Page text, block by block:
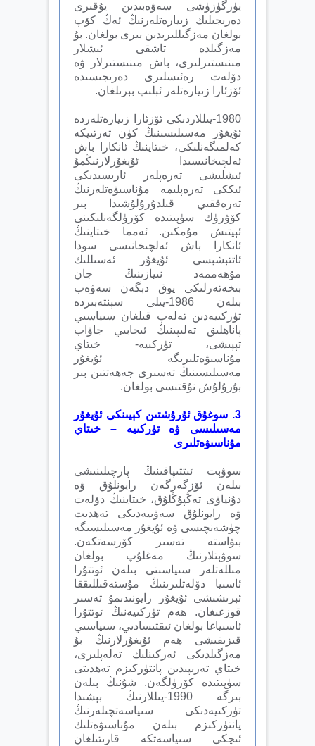
يۈرگۈزۈشى سەۋەبىدىن يۇقىرى
دەرىجىلىك زىيارەتلەرنىڭ ئەڭ كۆپ
بولغان مەزگىللىرىدىن بىرى بولغان. بۇ
مەزگىلدە تاشقى ئىشلار
مىنىستىرلىرى، باش مىنىستىرلار ۋە
دۆلەت رەئىسلىرى دەرىجىسىدە
ئۆزئارا زىيارەتلەر ئېلىپ بېرىلغان.
1980-يىللاردىكى ئۆزئارا زىيارەتلەردە
ئۇيغۇر مەسىلىسىنىڭ كۈن تەرتىپكە
كەلمىگەنلىكى، خىتاينىڭ ئانكارا باش
ئەلچىخانىسىدا ئۇيغۇرلارنىڭمۇ
ئىشلىشى تەرەپلەر ئارىسىدىكى
ئىككى تەرەپلىمە مۇناسىۋەتلەرنىڭ
تەرەققىي قىلدۇرۇلۇشىدا بىر
كۆۋرۈك سۈپىتىدە كۆرۈلگەنلىكىنى
ئېيتىش مۇمكىن. ئەمما خىتاينىڭ
ئانكارا باش ئەلچىخانىسى سودا
ئاتتېشېسى ئۇيغۇر ئەسىللىك
مۇھەممەد نىيازىنىڭ جان
بىخەتەرلىكى يوق دېگەن سەۋەب
بىلەن 1986-يىلى سېنتەبىردە
تۈركىيەدىن تەلەپ قىلغان سىياسىي
پاناھلىق تەلىپىنىڭ ئىجابىي جاۋاب
تېپىشى، تۈركىيە- خىتاي
مۇناسىۋەتلىرىگە ئۇيغۇر
مەسىلىسىنىڭ تەسىرى جەھەتتىن بىر
بۇرۇلۇش نۇقتىسى بولغان.
3
. سوغۇق ئۇرۇشتىن كېيىنكى ئۇيغۇر
مەسىلىسى ۋە تۈركىيە –
خىتاي
مۇناسىۋەتلىرى
سوۋېت ئىتتىپاقىنىڭ پارچىلىنىشى
بىلەن ئۆزگەرگەن رايونلۇق ۋە
دۇنياۋى تەڭپۇڭلۇق، خىتاينىڭ دۆلەت
ۋە رايونلۇق سەۋىيەدىكى تەھدىت
چۈشەنچىسى ۋە ئۇيغۇر مەسىلىسىگە
بىۋاستە تەسىر كۆرسەتكەن.
سوۋېتلارنىڭ مەغلۇپ بولغان
مىللەتلەر سىياسىتى بىلەن ئوتتۇرا
ئاسىيا دۆلەتلىرىنىڭ مۇستەقىللىققا
ئېرىشىشى ئۇيغۇر رايونىدىمۇ تەسىر
قوزغىغان. ھەم تۈركىيەنىڭ ئوتتۇرا
ئاسىياغا بولغان ئىقتىسادىي، سىياسىي
قىزىقىشى ھەم ئۇيغۇرلارنىڭ بۇ
مەزگىلدىكى ئەركىنلىك تەلەپلىرى،
خىتاي تەرىپىدىن پانتۈركىزم تەھدىتى
سۈپىتىدە كۆرۈلگەن. شۇنىڭ بىلەن
بىرگە 1990-يىللارنىڭ بېشىدا
تۈركىيەدىكى سىياسەتچىلەرنىڭ
پانتۈركىزم بىلەن مۇناسىۋەتلىك
ئىچكى سىياسەتكە قارىتىلغان